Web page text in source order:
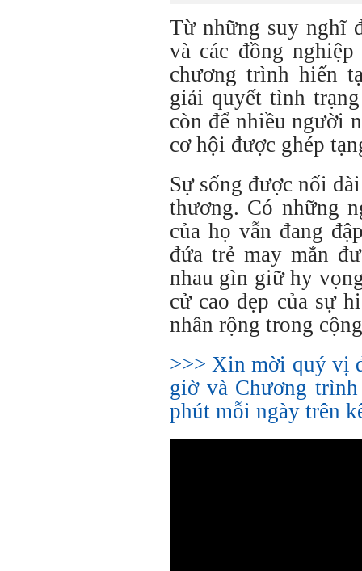
Từ những suy nghĩ
và các đồng
chương trình hiến
giải quyết tình
còn để nhiều người
cơ hội được ghép
Sự sống được nối
thương. Có những
của họ vẫn đang
đứa trẻ may mắn
nhau gìn giữ hy
cử cao đẹp của sự
nhân rộng trong
>>> Xin mời quý vị
giờ và Chương
phút mỗi ngày trên